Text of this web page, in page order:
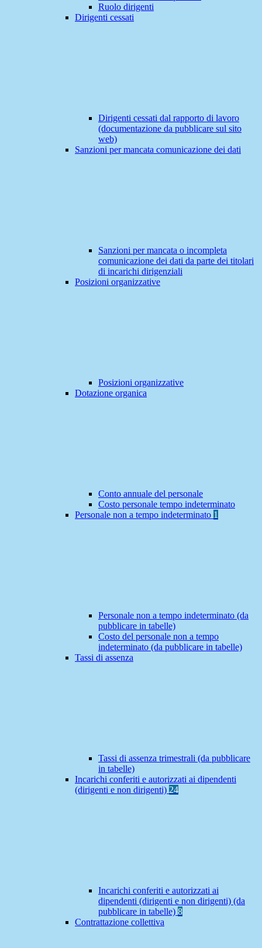
Ruolo dirigenti
Dirigenti cessati
Dirigenti cessati dal rapporto di lavoro
(documentazione da pubblicare sul sito
web)
Sanzioni per mancata comunicazione dei dati
Sanzioni per mancata o incompleta
comunicazione dei dati da parte dei titolari
di incarichi dirigenziali
Posizioni organizzative
Posizioni organizzative
Dotazione organica
Conto annuale del personale
Costo personale tempo indeterminato
Personale non a tempo indeterminato 1
Personale non a tempo indeterminato (da
pubblicare in tabelle)
Costo del personale non a tempo
indeterminato (da pubblicare in tabelle)
Tassi di assenza
Tassi di assenza trimestrali (da pubblicare
in tabelle)
Incarichi conferiti e autorizzati ai dipendenti
(dirigenti e non dirigenti) 24
Incarichi conferiti e autorizzati ai
dipendenti (dirigenti e non dirigenti) (da
pubblicare in tabelle) 8
Contrattazione collettiva